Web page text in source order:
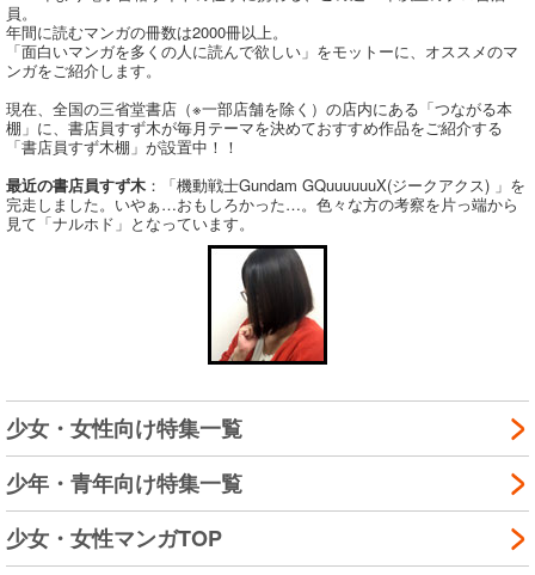
員。
年間に読むマンガの冊数は2000冊以上。
「面白いマンガを多くの人に読んで欲しい」をモットーに、オススメのマ
ンガをご紹介します。
現在、全国の三省堂書店（※一部店舗を除く）の店内にある「つながる本
棚」に、書店員すず木が毎月テーマを決めておすすめ作品をご紹介する
「書店員すず木棚」が設置中！！
最近の書店員すず木 ：「機動戦士Gundam GQuuuuuuX(ジークアクス) 」を
完走しました。いやぁ…おもしろかった…。色々な方の考察を片っ端から
見て「ナルホド」となっています。
少女・女性向け特集一覧
少年・青年向け特集一覧
少女・女性マンガTOP